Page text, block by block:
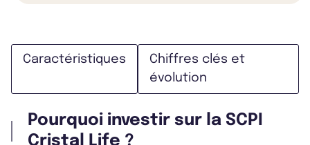
Caractéristiques
Chiffres clés et
évolution
Pourquoi investir sur la SCPI
Cristal Life ?